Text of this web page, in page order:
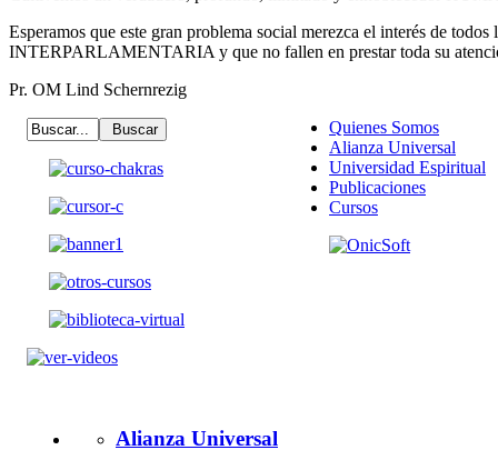
Esperamos que este gran problema social merezca el interés de
INTERPARLAMENTARIA y que no fallen en prestar toda su
Pr. OM Lind Schernrezig
Alianza Universal
Quienes Somos
Alianza Universal
Universidad Espiritual
Publicaciones
Cursos